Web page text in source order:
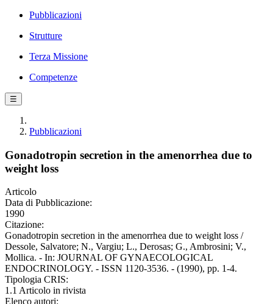
Pubblicazioni
Strutture
Terza Missione
Competenze
☰
Pubblicazioni
Gonadotropin secretion in the amenorrhea due to
weight loss
Articolo
Data di Pubblicazione:
1990
Citazione:
Gonadotropin secretion in the amenorrhea due to weight loss /
Dessole, Salvatore; N., Vargiu; L., Derosas; G., Ambrosini; V.,
Mollica. - In: JOURNAL OF GYNAECOLOGICAL
ENDOCRINOLOGY. - ISSN 1120-3536. - (1990), pp. 1-4.
Tipologia CRIS:
1.1 Articolo in rivista
Elenco autori: